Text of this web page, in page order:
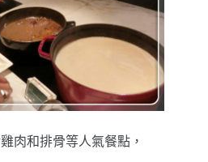
肉和排骨等人氣餐點，